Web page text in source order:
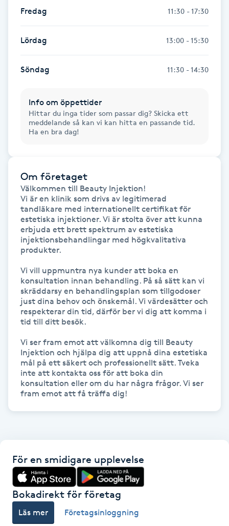
Gravidmassage
Gruppträning
Gua Sha-massage
Hatha Yoga
Headspa
Healing
HIFU
Hollywood Peel
Hudföryngring
Huduppstramning
Fredag 11:30 - 17:30
Lördag 13:00 - 15:30
Söndag 11:30 - 14:30
Info om öppettider
Hittar du inga tider som passar dig? Skicka ett
meddelande så kan vi kan hitta en passande tid.
Ha en bra dag!
Om företaget
Välkommen till Beauty Injektion!
Vi är en klinik som drivs av legitimerad
tandläkare med internationellt certifikat för
estetiska injektioner. Vi är stolta över att kunna
erbjuda ett brett spektrum av estetiska
injektionsbehandlingar med högkvalitativa
produkter.
Vi vill uppmuntra nya kunder att boka en
konsultation innan behandling. På så sätt kan vi
skräddarsy en behandlingsplan som tillgodoser
just dina behov och önskemål. Vi värdesätter och
respekterar din tid, därför ber vi dig att komma i
tid till ditt besök.
Vi ser fram emot att välkomna dig till Beauty
Injektion och hjälpa dig att uppnå dina estetiska
mål på ett säkert och professionellt sätt. Tveka
inte att kontakta oss för att boka din
konsultation eller om du har några frågor. Vi ser
fram emot att få träffa dig!
För en smidigare upplevelse
Bokadirekt för företag
Läs mer Företagsinloggning